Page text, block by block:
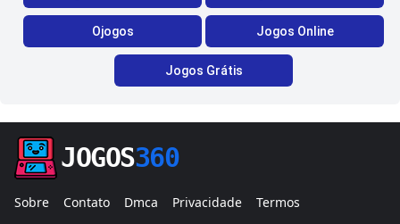
Ojogos Jogos Online
Jogos Grátis
JOGOS360
Sobre Contato Dmca Privacidade Termos